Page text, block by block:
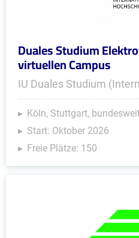
Duales Studium
virtuellen Campus
IU Duales Studium
Köln, Stuttgart,
Start: Oktober 2026
Freie Plätze: 150